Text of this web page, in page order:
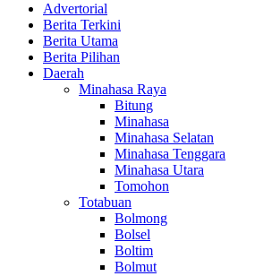
Advertorial
Berita Terkini
Berita Utama
Berita Pilihan
Daerah
Minahasa Raya
Bitung
Minahasa
Minahasa Selatan
Minahasa Tenggara
Minahasa Utara
Tomohon
Totabuan
Bolmong
Bolsel
Boltim
Bolmut